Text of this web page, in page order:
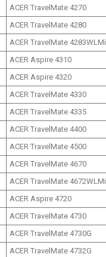
ACER TravelMate 4270
ACER TravelMate 4280
ACER TravelMate 4283WLMi
ACER Aspire 4310
ACER Aspire 4320
ACER TravelMate 4330
ACER TravelMate 4335
ACER TravelMate 4400
ACER TravelMate 4500
ACER TravelMate 4670
ACER TravelMate 4672WLMi
ACER Aspire 4720
ACER TravelMate 4730
ACER TravelMate 4730G
ACER TravelMate 4732G